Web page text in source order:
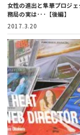
女性の進出と隼華プロジ
務局の実は･･･【後編】
2017.3.20